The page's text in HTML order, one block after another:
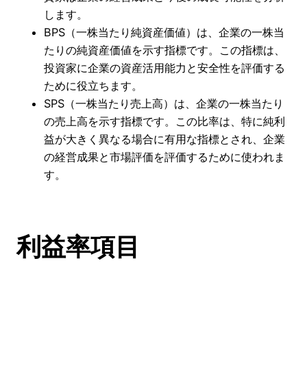
します。
BPS（一株当たり純資産価値）は、企業の一株当
たりの純資産価値を示す指標です。この指標は、
投資家に企業の資産活用能力と安全性を評価する
ために役立ちます。
SPS（一株当たり売上高）は、企業の一株当たり
の売上高を示す指標です。この比率は、特に純利
益が大きく異なる場合に有用な指標とされ、企業
の経営成果と市場評価を評価するために使われま
す。
利益率項目